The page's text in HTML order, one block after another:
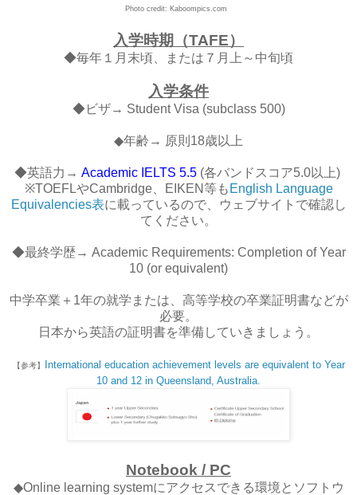
Photo credit: Kaboompics.com
入学時期（TAFE）
◆毎年１月末頃、または７月上～中旬頃
入学条件
◆ビザ→ Student Visa (subclass 500)
◆年齢→ 原則18歳以上
◆英語力→ Academic IELTS 5.5 (各バンドスコア5.0以上)
※TOEFLやCambridge、EIKEN等も English Language
Equivalencies表に載っているので、ウェブサイトで確認し
てください。
◆最終学歴→ Academic Requirements: Completion of Year
10 (or equivalent)
中学卒業＋1年の就学または、高等学校の卒業証明書などが
必要。
日本から英語の証明書を準備していきましょう。
【参考】
International education achievement levels are equivalent to Year
10 and 12 in Queensland, Australia.
Notebook / PC
◆Online learning systemにアクセスできる環境とソフトウ